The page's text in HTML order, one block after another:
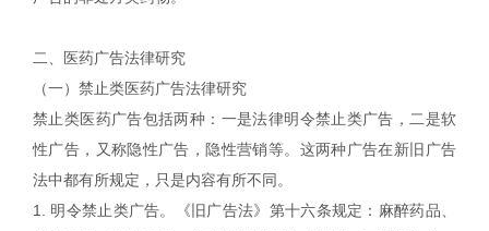
二、医药广告法律研究
（一）禁止类医药广告法律研究
禁止类医药广告包括两种：一是法律明令禁止类广告，二是软
性广告，又称隐性广告，隐性营销等。这两种广告在新旧广告
法中都有所规定，只是内容有所不同。
1. 明令禁止类广告。《旧广告法》第十六条规定：麻醉药品、